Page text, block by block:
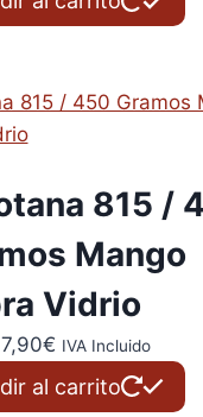
originalactual
815 /
Mango
Vidrio
El
precio
original
7,90€El
precio
actual
IVA Incluido
al carrito